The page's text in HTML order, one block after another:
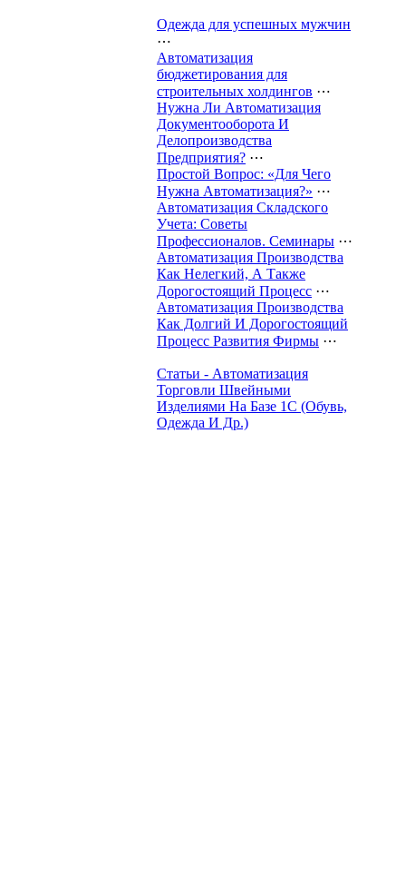
Одежда для успешных мужчин
⋯
Автоматизация
бюджетирования для
строительных холдингов ⋯
Нужна Ли Автоматизация
Документооборота И
Делопроизводства
Предприятия? ⋯
Простой Вопрос: «Для Чего
Нужна Автоматизация?» ⋯
Автоматизация Складского
Учета: Советы
Профессионалов. Семинары ⋯
Автоматизация Производства
Как Нелегкий, А Также
Дорогостоящий Процесс ⋯
Автоматизация Производства
Как Долгий И Дорогостоящий
Процесс Развития Фирмы ⋯
Статьи - Автоматизация
Торговли Швейными
Изделиями На Базе 1С (Обувь,
Одежда И Др.)